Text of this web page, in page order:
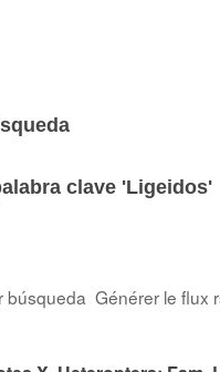
clave 'Ligeidos'
búsqueda Générer le flux